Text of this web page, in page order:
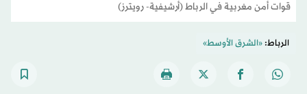
قوات أمن مغربية في الرباط (أرشيفية- رويترز)
الرباط:«الشرق الأوسط»